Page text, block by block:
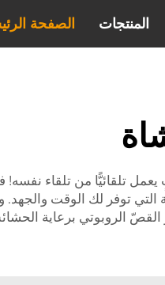
الصفحة المنتجات
تلقائيًّا من تلقاء نفسه!
توفر لك الوقت والجهد.
الروبوتي برعاية